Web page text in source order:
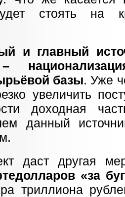
стоять на
и главный
–
базы. Уже
увеличить
доходная
данный
даст другая
«за
триллиона